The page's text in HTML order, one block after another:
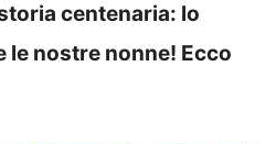
centenaria: lo
le nostre nonne! Ecco